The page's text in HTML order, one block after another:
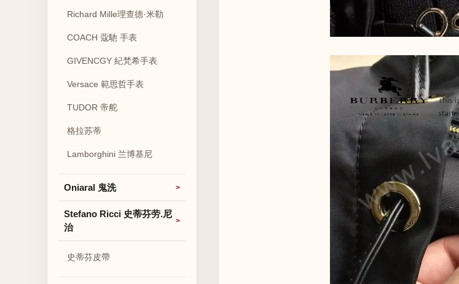
Richard Mille理查德·米勒
COACH 蔻馳 手表
GIVENCGY 紀梵希手表
Versace 範思哲手表
TUDOR 帝舵
格拉苏蒂
Lamborghini 兰博基尼
Oniaral 鬼洗
Stefano Ricci 史蒂芬劳.尼
治
史蒂芬皮帶